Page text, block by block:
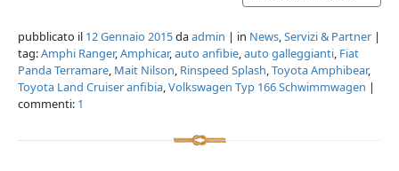
pubblicato il 12 Gennaio 2015daadmin | in News,Servizi & Partner |
tag:Amphi Ranger,Amphicar,auto anfibie,auto galleggianti, Fiat
Panda Terramare, Mait Nilson, Rinspeed Splash,Toyota Amphibear,
Toyota Land Cruiser anfibia,Volkswagen Typ 166 Schwimmwagen |
commenti: 1